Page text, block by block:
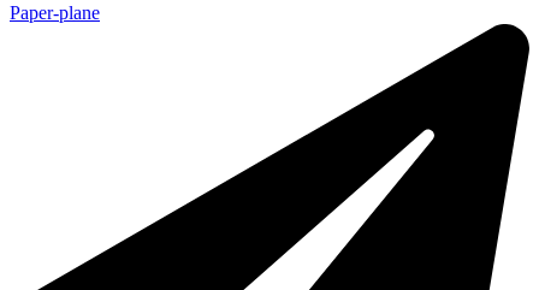
Paper-plane